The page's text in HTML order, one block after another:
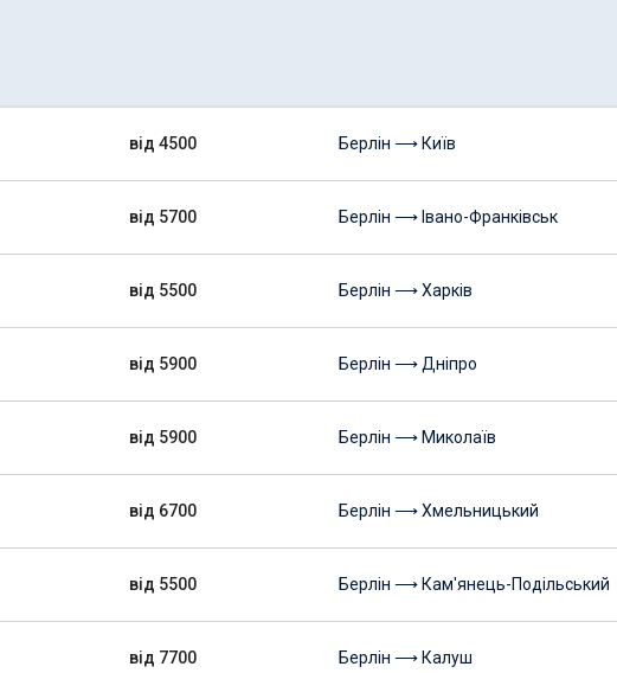
від 4500
від 5700
від 5500
від 5900
від 5900
від 6700
від 5500
від 7700
Берлін ⟶ Київ
Берлін ⟶ Івано-Франківськ
Берлін ⟶ Харків
Берлін ⟶ Дніпро
Берлін ⟶ Миколаїв
Берлін ⟶ Хмельницький
Берлін ⟶ Кам'янець-Подільський
Берлін ⟶ Калуш